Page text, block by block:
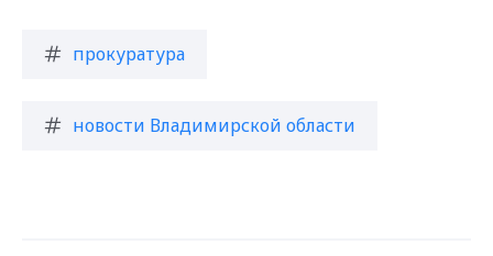
прокуратура
новости Владимирской области